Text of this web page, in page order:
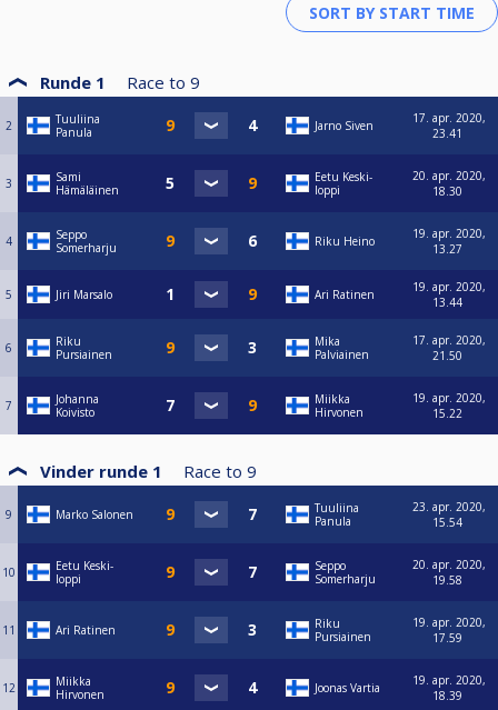
Runde 1 Race to 9
2
Tuuliina
Panula
Jarno Siven
17. apr. 2020,
23.41
3
Sami
Hämäläinen
Eetu Keski-
loppi
20. apr. 2020,
18.30
4
Seppo
Somerharju
Riku Heino
19. apr. 2020,
13.27
5 Jiri Marsalo Ari Ratinen
19. apr. 2020,
13.44
6
Riku
Pursiainen
Mika
Palviainen
17. apr. 2020,
21.50
7
Johanna
Koivisto
Miikka
Hirvonen
19. apr. 2020,
15.22
Vinder runde 1 Race to 9
9 Marko Salonen
Tuuliina
Panula
23. apr. 2020,
15.54
10
Eetu Keski-
loppi
Seppo
Somerharju
20. apr. 2020,
19.58
11 Ari Ratinen
Riku
Pursiainen
19. apr. 2020,
17.59
12
Miikka
Hirvonen
Joonas Vartia
19. apr. 2020,
18.39